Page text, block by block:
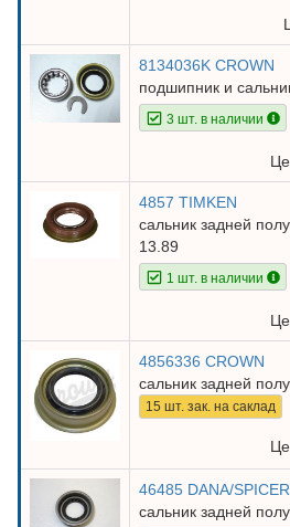
8134036K CROWN
подшипник и
3 шт. в наличии
4857 TIMKEN
сальник задней
13.89
1 шт. в наличии
4856336 CROWN
сальник задней
15 шт. зак. на саклад
46485 DANA/SPICER
сальник задней